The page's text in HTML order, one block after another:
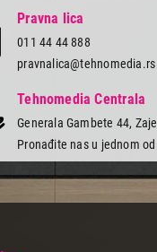
Pravna lica
011 44 44 888
pravnalica@tehnomedia.rs
Tehnomedia Centrala
Generala Gambete 44,
Pronađite nas u jednom